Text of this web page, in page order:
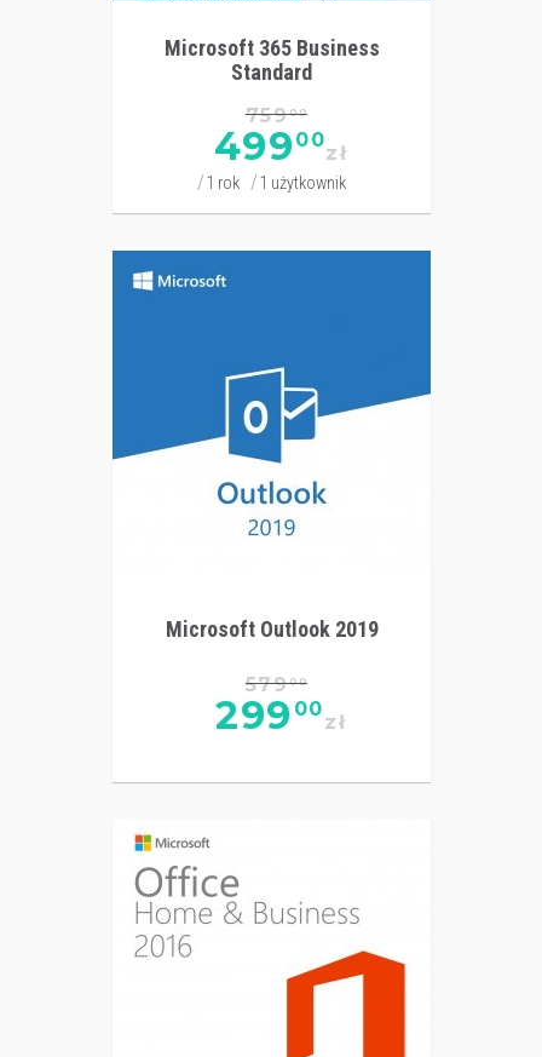
Microsoft 365 Business
Standard
75900
499 00
zł
1 rok 1 użytkownik
Microsoft Outlook 2019
57900
299 00
zł